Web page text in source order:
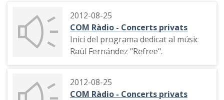
2012-08-25
COM Ràdio - Concerts privats
Inici del programa dedicat al músic
Raül Fernández "Refree".
2012-08-25
COM Ràdio - Concerts privats